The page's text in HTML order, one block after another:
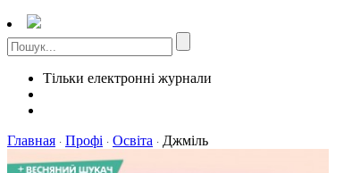
Тільки електронні журнали
Главная · Профі · Освіта · Джміль